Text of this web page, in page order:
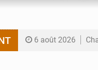
6 août 2026